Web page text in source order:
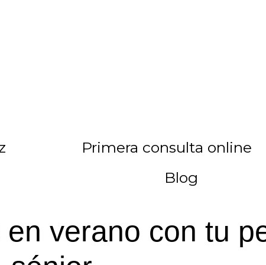
Primera consulta online
Blog
verano con tu